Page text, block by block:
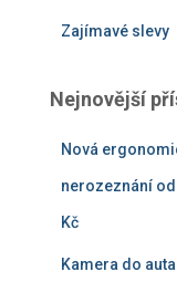
Zajímavé slevy
Nejnovější
Nová
nerozeznání
Kč
Kamera do